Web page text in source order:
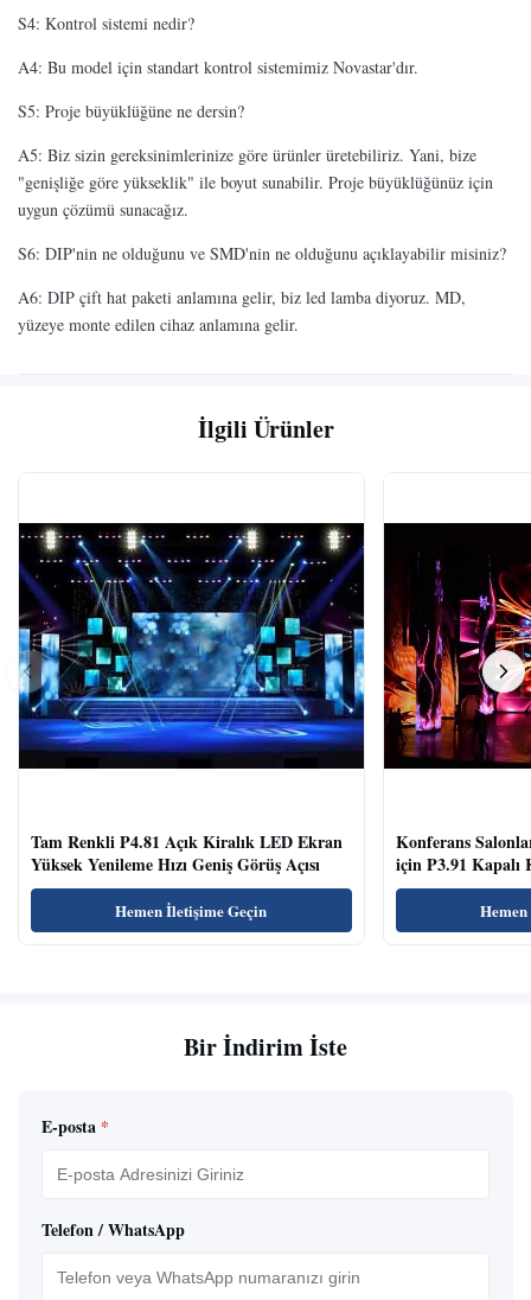
S4: Kontrol sistemi nedir?
A4: Bu model için standart kontrol sistemimiz Novastar'dır.
S5: Proje büyüklüğüne ne dersin?
A5: Biz sizin gereksinimlerinize göre ürünler üretebiliriz. Yani, bize
"genişliğe göre yükseklik" ile boyut sunabilir. Proje büyüklüğünüz için
uygun çözümü sunacağız.
S6: DIP'nin ne olduğunu ve SMD'nin ne olduğunu açıklayabilir misiniz?
A6: DIP çift hat paketi anlamına gelir, biz led lamba diyoruz. MD,
yüzeye monte edilen cihaz anlamına gelir.
İlgili Ürünler
Tam Renkli P4.81 Açık Kiralık LED Ekran
Yüksek Yenileme Hızı Geniş Görüş Açısı
Hemen İletişime Geçin
Konferans
için P3.91
Temizle
Bir İndirim İste
E-posta *
Telefon / WhatsApp